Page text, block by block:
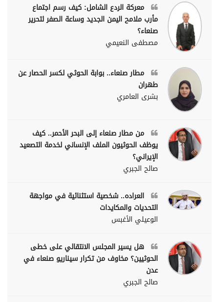
معركة الردع الشامل: كيف رسم اجتماع
مأرب ملامح اليمن الجديد وساعة الصفر لتحرير
صنعاء؟
مصطفى النعيمي
مطار صنعاء.. بوابة الحوثي لكسر الحصار عن
طهران
بشرى العامري
من مطار صنعاء إلى البحر الأحمر.. كيف
يوظف الحوثيون الملف الإنساني لخدمة التصعيد
الإيراني؟
صالح الجبري
العراده.. شخصية استثنائية في مواجهة
التحديات والمكايدات
الوعيلي الأغبس
هل يسير المجلس الانتقالي على خطى
الحوثيين؟ مخاوف من تكرار سيناريو صنعاء في
عدن
صالح الجبري